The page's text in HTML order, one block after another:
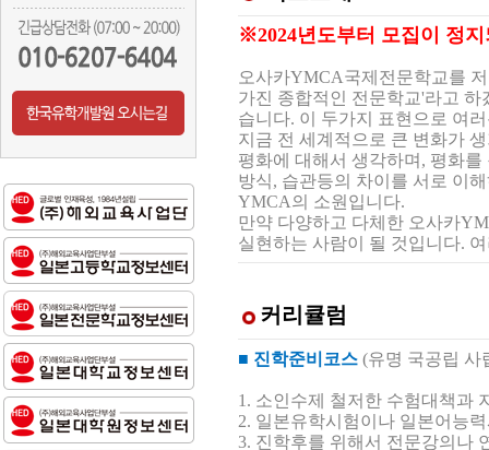
※2024년도부터 모집이 정
오사카YMCA국제전문학교를
가진 종합적인 전문학교'라고
습니다. 이 두가지 표현으로 여
지금 전 세계적으로 큰 변화가
평화에 대해서 생각하며, 평화
방식, 습관등의 차이를 서로 이
YMCA의 소원입니다.
만약 다양하고 다체한 오사카
실현하는 사람이 될 것입니다.
커리큘럼
■ 진학준비코스 (유명 국공립 사
1. 소인수제 철저한 수험대책과
2. 일본유학시험이나 일본어능
3. 진학후를 위해서 전문강의나